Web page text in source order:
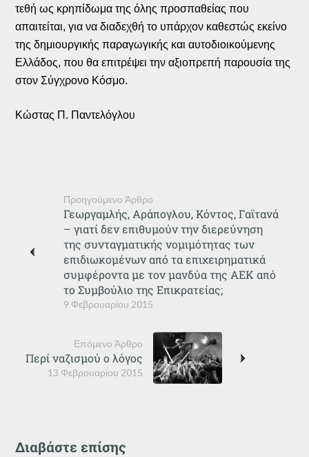
τεθή ως κρηπίδωμα της όλης προσπαθείας που
απαιτείται, για να διαδεχθή το υπάρχον καθεστώς εκείνο
της δημιουργικής παραγωγικής και αυτοδιοικούμενης
Ελλάδος, που θα επιτρέψει την αξιοπρεπή παρουσία της
στον Σύγχρονο Κόσμο.
Κώστας Π. Παντελόγλου
Προηγούμενο Άρθρο
9 Φεβρουαρίου 2015
Γεωργαμλής, Αράπογλου, Κόντος, Γαϊτανά
– γιατί δεν επιθυμούν την διερεύνηση
της συνταγματικής νομιμότητας των
επιδιωκομένων από τα επιχειρηματικά
συμφέροντα με τον μανδύα της ΑΕΚ από
το Συμβούλιο της Επικρατείας;
Επόμενο Άρθρο
13 Φεβρουαρίου 2015
Περί ναζισμού ο λόγος
Διαβάστε επίσης